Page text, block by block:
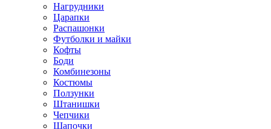
Нагрудники
Царапки
Распашонки
Футболки и майки
Кофты
Боди
Комбинезоны
Костюмы
Ползунки
Штанишки
Чепчики
Шапочки